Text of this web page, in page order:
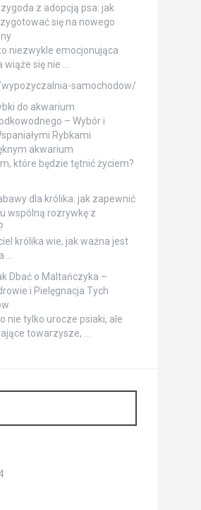
z adopcją psa: jak
się na nowego
niezwykle emocjonująca
się nie …
samochodow/
do akwarium
– Wybór i
Rybkami
akwarium
które będzie tętnić życiem?
dla królika: jak zapewnić
wspólną rozrywkę z
królika wie, jak ważna jest
…
Dbać o Maltańczyka –
i Pielęgnacja Tych
nie tylko urocze psiaki, ale
towarzysze, …